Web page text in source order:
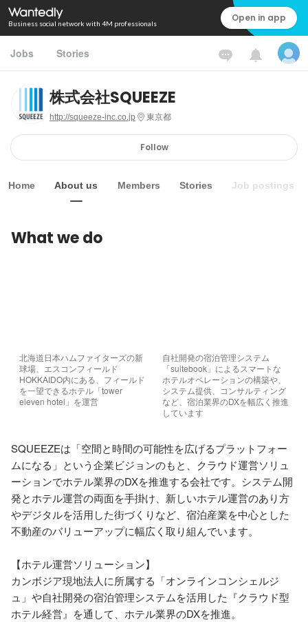
Business social network with 4M professionals Open in app
Jobs Stories
株式会社SQUEEZE
http://squeeze-inc.co.jp 東京都
Follow
Home About us Members Stories Job postings
What we do
北海道日本ハムファイターズの新
球場、エスコンフィールド
HOKKAIDO内にある、フィールド
を一望できるホテル「tower
eleven hotel」を運営
自社開発の宿泊管理システム
「suitebook」によるスマートな
ホテルオペレーションの構築や、
システム提供、コンサルティング
など、宿泊業界のDXを幅広く推進
しています
SQUEEZEは「空間と時間の可能性を広げるプラットフォー
ムになる」という企業ビジョンのもと、クラウド運営ソリュ
ーションでホテル業界のDXを推進する会社です。システム開
発とホテル運営の両面を手掛け、新しいホテル運営のあり方
やデジタルを活用した街づくりなど、宿泊産業を中心とした
不動産のバリューアップに幅広く取り組んでいます。
【ホテル運営ソリューション】
カンボジア現地法人に所属する「オンラインコンシェルジ
ュ」や自社開発の宿泊管理システムを活用した『クラウド型
ホテル経営』を通して、ホテル業界のDXを推進。